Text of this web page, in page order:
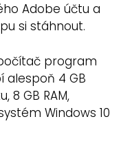
Adobe účtu a
si stáhnout.
program
alespoň 4 GB
8 GB RAM,
Windows 10